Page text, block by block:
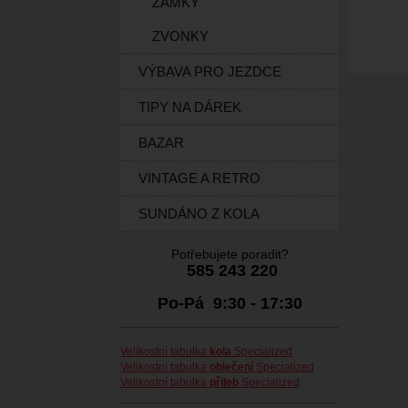
ZVONKY
VÝBAVA PRO JEZDCE
TIPY NA DÁREK
BAZAR
VINTAGE A RETRO
SUNDÁNO Z KOLA
Potřebujete poradit?
585 243 220
Po-Pá 9:30 - 17:30
Velikostní tabulka kola Specialized
Velikostní tabulka oblečení Specialized
Velikostní tabulka přileb Specialized